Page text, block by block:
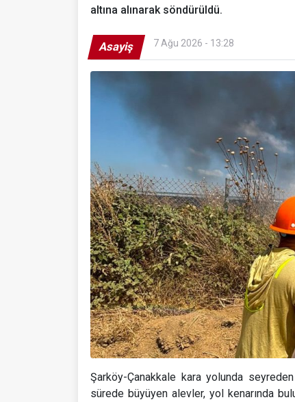
altına alınarak söndürüldü.
Asayiş 7 Ağu 2026 - 13:28
Şarköy-Çanakkale kara yolunda
sürede büyüyen alevler, yol kenarında